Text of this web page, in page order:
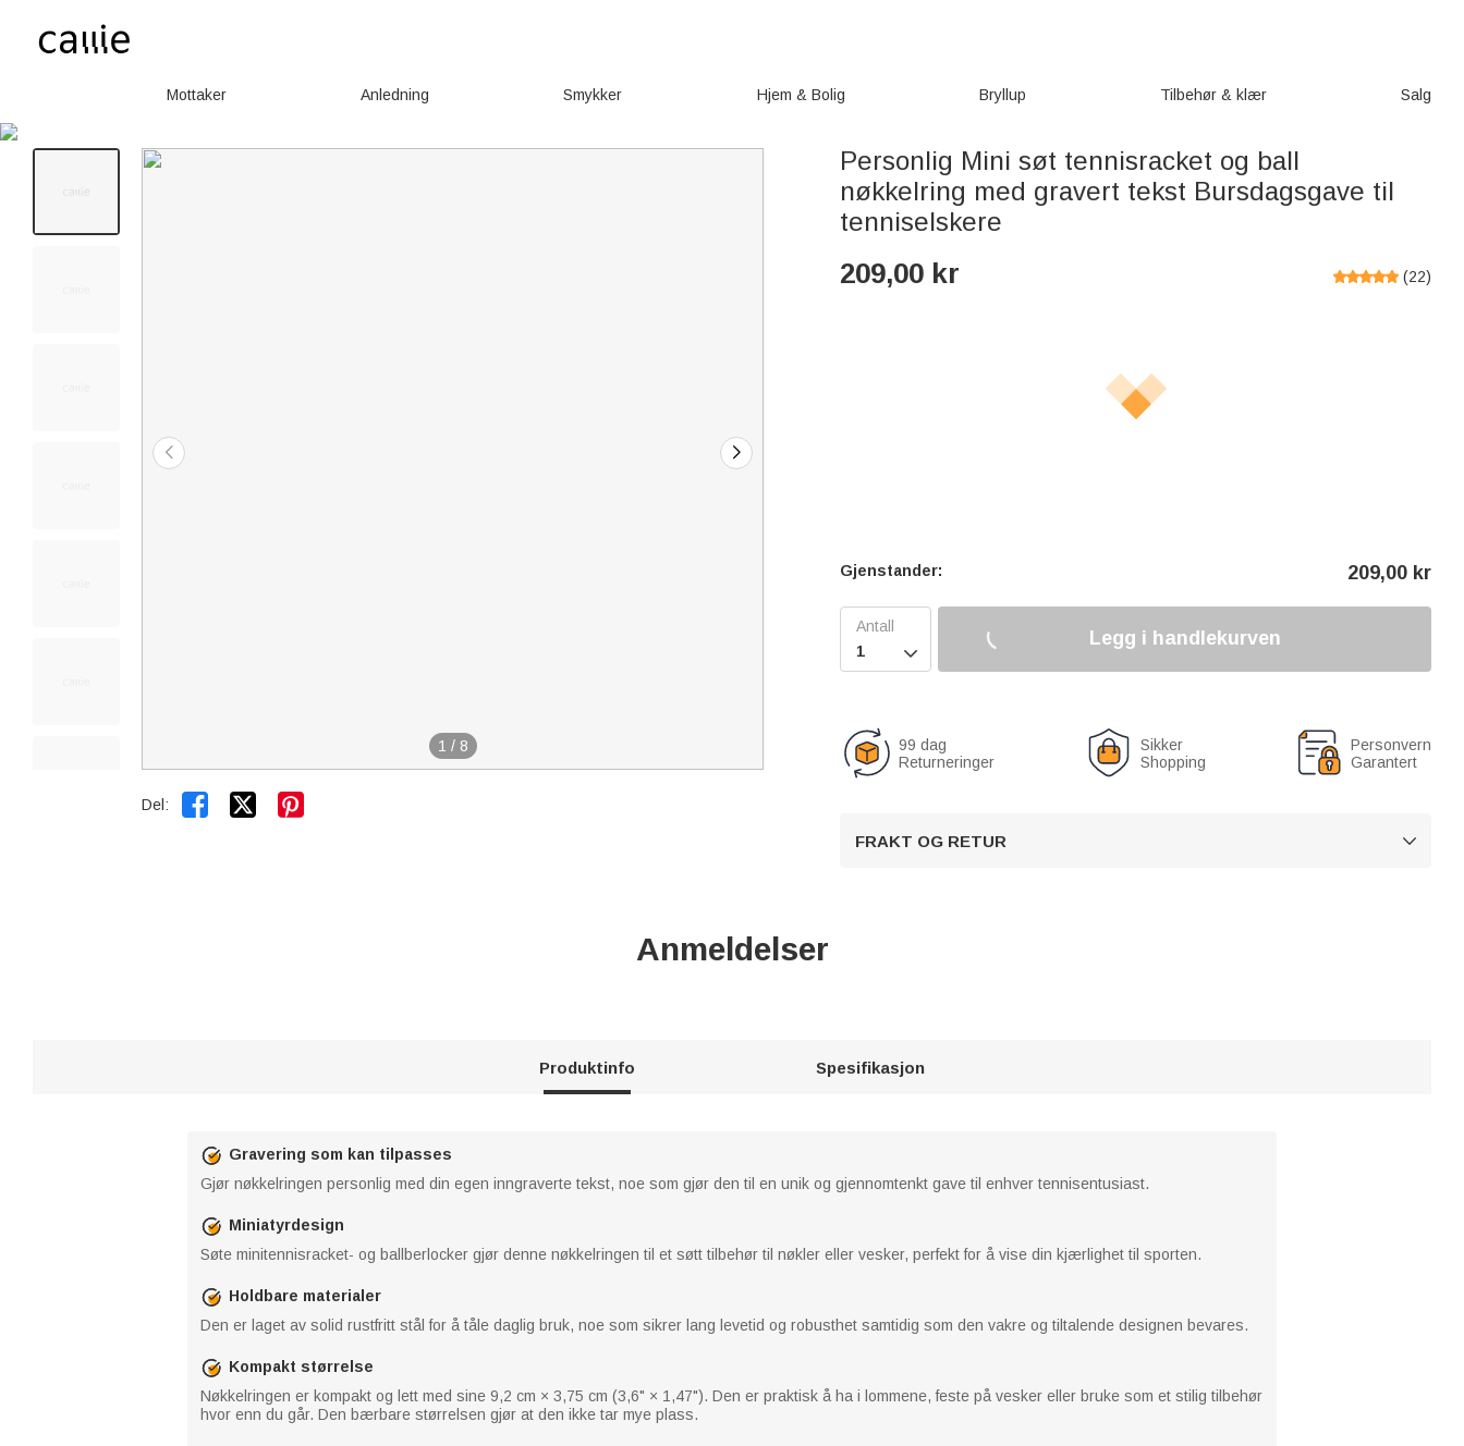
Mottaker Anledning Smykker Hjem & Bolig Bryllup Tilbehør & klær Salg
1 / 8
Del:  
Personlig Mini søt tennisracket og ball
nøkkelring med gravert tekst Bursdagsgave til
tenniselskere
209,00 kr (22)
Gjenstander: 209,00 kr

Legg i handlekurven
99 dag
Returneringer
Sikker
Shopping
Personvern
Garantert
FRAKT OG RETUR 
Anmeldelser
Produktinfo Spesifikasjon
Gravering som kan tilpasses
Gjør nøkkelringen personlig med din egen inngraverte tekst, noe som gjør den til en unik og gjennomtenkt gave til enhver tennisentusiast.
Miniatyrdesign
Søte minitennisracket- og ballberlocker gjør denne nøkkelringen til et søtt tilbehør til nøkler eller vesker, perfekt for å vise din kjærlighet til sporten.
Holdbare materialer
Den er laget av solid rustfritt stål for å tåle daglig bruk, noe som sikrer lang levetid og robusthet samtidig som den vakre og tiltalende designen bevares.
Kompakt størrelse
Nøkkelringen er kompakt og lett med sine 9,2 cm × 3,75 cm (3,6" × 1,47"). Den er praktisk å ha i lommene, feste på vesker eller bruke som et stilig tilbehør
hvor enn du går. Den bærbare størrelsen gjør at den ikke tar mye plass.